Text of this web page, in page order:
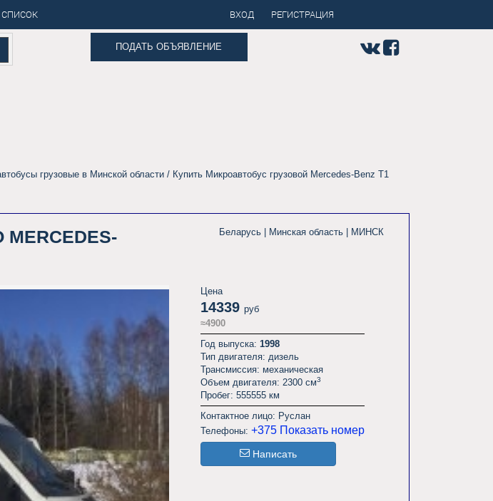
ВХОД РЕГИСТРАЦИЯ
ПОДАТЬ ОБЪЯВЛЕНИЕ
грузовые в Минской области / Купить Микроавтобус грузовой Mercedes-Benz T1
Беларусь | Минская область | МИНСК
Цена
14339 руб
≈4900
Год выпуска: 1998
Тип двигателя: дизель
Трансмиссия: механическая
Объем двигателя: 2300 см3
Пробег: 555555 км
Контактное лицо: Руслан
Телефоны: +375 Показать номер
Написать